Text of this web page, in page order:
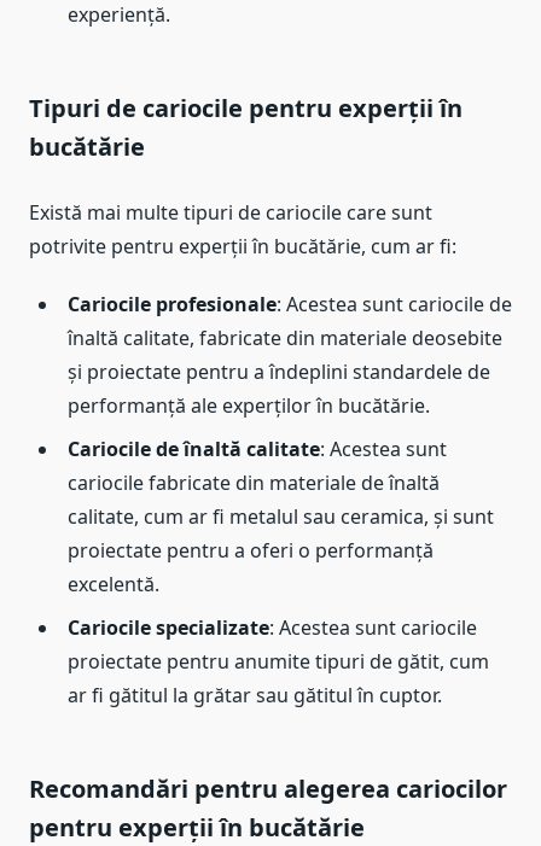
experiență.
Tipuri de cariocile pentru experții în
bucătărie
Există mai multe tipuri de cariocile care sunt
potrivite pentru experții în bucătărie, cum ar fi:
Cariocile profesionale: Acestea sunt cariocile de
înaltă calitate, fabricate din materiale deosebite
și proiectate pentru a îndeplini standardele de
performanță ale experților în bucătărie.
Cariocile de înaltă calitate: Acestea sunt
cariocile fabricate din materiale de înaltă
calitate, cum ar fi metalul sau ceramica, și sunt
proiectate pentru a oferi o performanță
excelentă.
Cariocile specializate: Acestea sunt cariocile
proiectate pentru anumite tipuri de gătit, cum
ar fi gătitul la grătar sau gătitul în cuptor.
Recomandări pentru alegerea cariocilor
pentru experții în bucătărie